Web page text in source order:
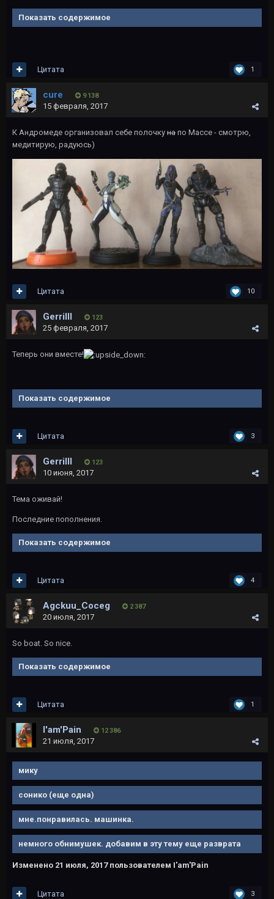
Показать содержимое
1
Цитата
cure 9 138
15 февраля, 2017
К Андромеде организовал себе полочку на по Массе - смотрю,
медитирую, радуюсь)
10
Цитата
Gerrilll 123
25 февраля, 2017
Теперь они вместе!
Показать содержимое
3
Цитата
Gerrilll 123
10 июня, 2017
Тема оживай!
Последние пополнения.
Показать содержимое
4
Цитата
Agckuu_Coceg 2 387
20 июля, 2017
So boat. So nice.
Показать содержимое
1
Цитата
I'am'Pain 12 386
21 июля, 2017
мику
сонико (еще одна)
мне.понравилась. машинка.
немного обнимушек. добавим в эту тему еще разврата
Изменено 21 июля, 2017пользователем I'am'Pain
3
Цитата